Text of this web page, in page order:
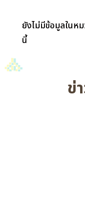
ยังไม่มีข้อมูลในห
นี้
ข่